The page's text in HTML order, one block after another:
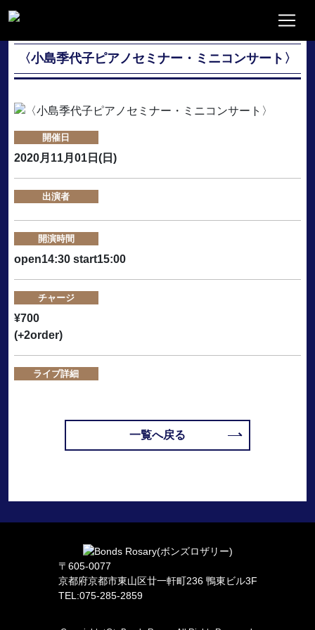
〈小島季代子ピアノセミナー・ミニコンサート〉
開催日
2020月11月01日(日)
出演者
開演時間
open14:30 start15:00
チャージ
¥700
(+2order)
ライブ詳細
一覧へ戻る
〒605-0077
京都府京都市東山区廿一軒町236 鴨東ビル3F
TEL:075-285-2859